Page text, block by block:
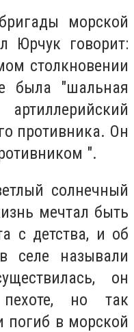
морской
Юрчук говорит:
столкновении
была "шальная
противника. Он
".
солнечный
мечтал быть
с детства, и об
селе называли
он
но так
погиб в морской